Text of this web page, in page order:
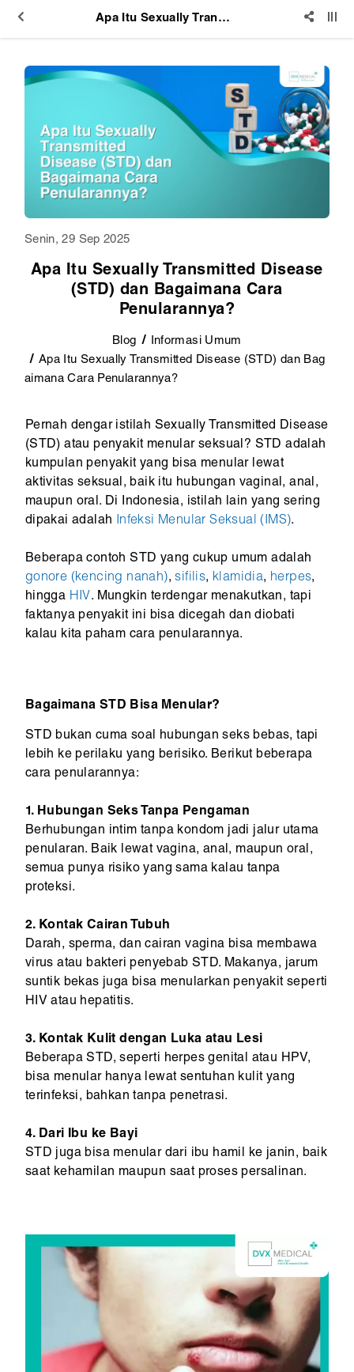
Apa Itu Sexually Transmitted Disease (STD) dan Bagaimana Cara Penularannya?
Senin, 29 Sep 2025
Apa Itu Sexually Transmitted Disease
(STD) dan Bagaimana Cara
Penularannya?
Blog
Informasi Umum
Apa Itu Sexually Transmitted Disease (STD) dan Bag
aimana Cara Penularannya?
Pernah dengar istilah Sexually Transmitted Disease
(STD) atau penyakit menular seksual? STD adalah
kumpulan penyakit yang bisa menular lewat
aktivitas seksual, baik itu hubungan vaginal, anal,
maupun oral. Di Indonesia, istilah lain yang sering
dipakai adalah Infeksi Menular Seksual (IMS).
Beberapa contoh STD yang cukup umum adalah
gonore (kencing nanah),sifilis, klamidia, herpes,
hingga HIV. Mungkin terdengar menakutkan, tapi
faktanya penyakit ini bisa dicegah dan diobati
kalau kita paham cara penularannya.
Bagaimana STD Bisa Menular?
STD bukan cuma soal hubungan seks bebas, tapi
lebih ke perilaku yang berisiko. Berikut beberapa
cara penularannya:
1. Hubungan Seks Tanpa Pengaman
Berhubungan intim tanpa kondom jadi jalur utama
penularan. Baik lewat vagina, anal, maupun oral,
semua punya risiko yang sama kalau tanpa
proteksi.
2. Kontak Cairan Tubuh
Darah, sperma, dan cairan vagina bisa membawa
virus atau bakteri penyebab STD. Makanya, jarum
suntik bekas juga bisa menularkan penyakit seperti
HIV atau hepatitis.
3. Kontak Kulit dengan Luka atau Lesi
Beberapa STD, seperti herpes genital atau HPV,
bisa menular hanya lewat sentuhan kulit yang
terinfeksi, bahkan tanpa penetrasi.
4. Dari Ibu ke Bayi
STD juga bisa menular dari ibu hamil ke janin, baik
saat kehamilan maupun saat proses persalinan.